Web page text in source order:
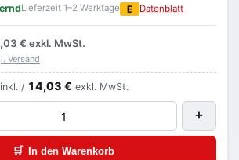
Lieferzeit 1–2 Werktage E Datenblatt
€ exkl. MwSt.
Versand
inkl. / 14,03 € exkl. MwSt.
+
🛒 In den Warenkorb